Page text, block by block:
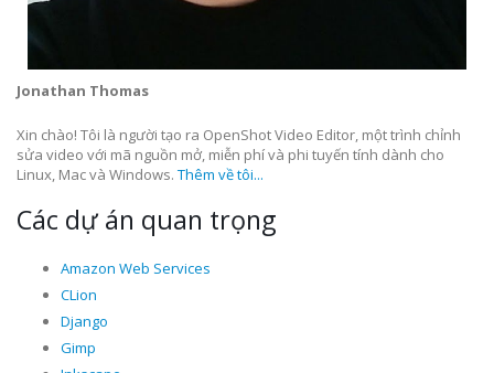
Jonathan Thomas
Xin chào! Tôi là người tạo ra OpenShot Video Editor, một trình chỉnh
sửa video với mã nguồn mở, miễn phí và phi tuyến tính dành cho
Linux, Mac và Windows. Thêm về tôi...
Các dự án quan trọng
Amazon Web Services
CLion
Django
Gimp